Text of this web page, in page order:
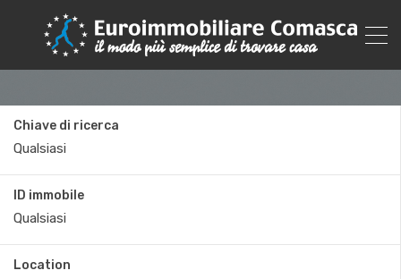
Chiave di ricerca
ID immobile
Location